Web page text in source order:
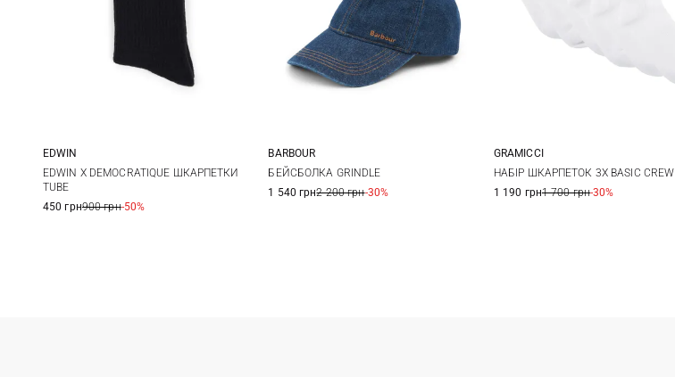
One size
EDWIN
EDWIN X DEMOCRATIQUE ШКАРПЕТКИ
TUBE
450 грн900 грн-50%
One size
BARBOUR
БЕЙСБОЛКА GRINDLE
1 540 грн2 200 грн-30%
23/25 25/27
GRAMICCI
НАБIР ШКАРПЕТОК 3Х BASIC CREW
1 190 грн1 700 грн-30%